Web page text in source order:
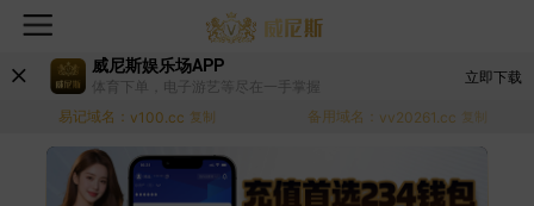
威尼斯娱乐场APP
体育下单，电子游艺等尽在一手掌握
立即下载
易记域名： v100.cc 复制 备用域名： vv20261.cc 复制